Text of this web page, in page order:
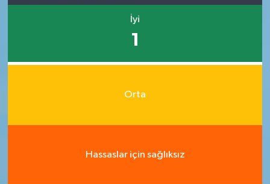
İyi
1
Orta
Hassaslar için sağlıksız